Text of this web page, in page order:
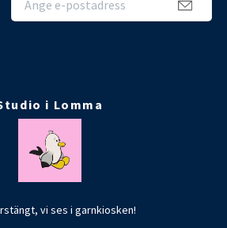
i Lomma
vi ses i garnkiosken!